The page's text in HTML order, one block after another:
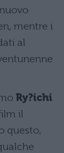
mentre i
al
Ry?ichi
il
questo,